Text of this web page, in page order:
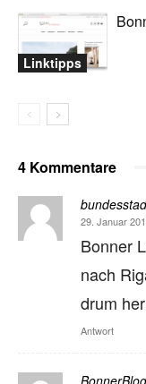
Linktipps
4 Kommentare
29. Januar
Bonner
nach
drum
Antwort